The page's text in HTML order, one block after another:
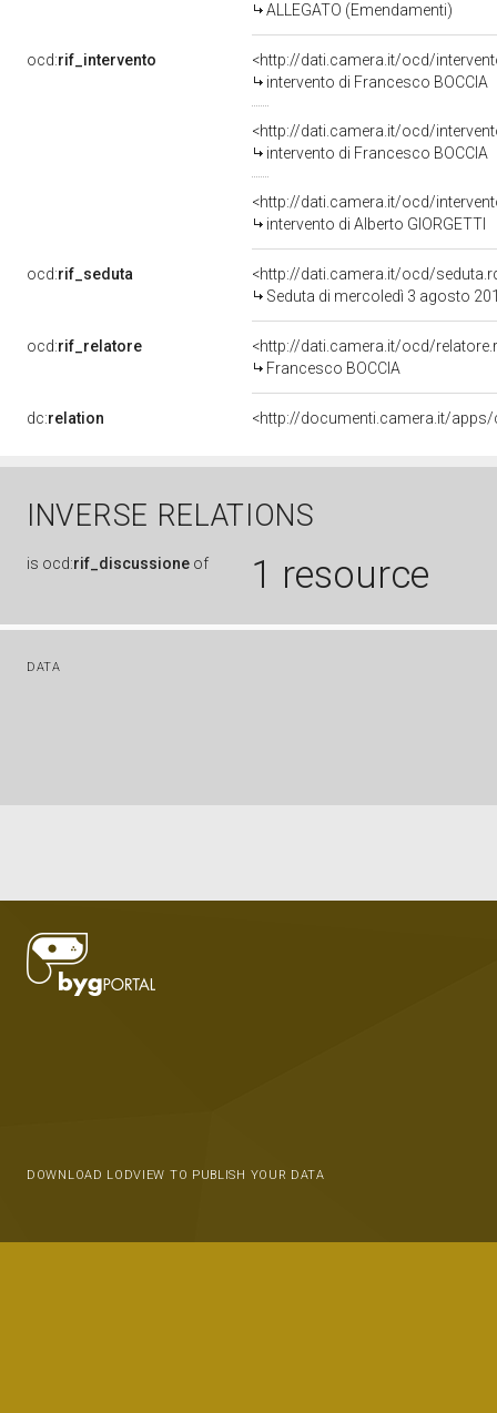
ALLEGATO (Emendamenti)
ocd:rif_intervento
<http://dati.camera.it/ocd/
intervento di Francesco BOCCIA
<http://dati.camera.it/ocd/
intervento di Francesco BOCCIA
<http://dati.camera.it/ocd/
intervento di Alberto GIORGETTI
ocd:rif_seduta
<http://dati.camera.it/ocd/
Seduta di mercoledì 3 agosto
ocd:rif_relatore
<http://dati.camera.it/ocd/
Francesco BOCCIA
dc:relation
INVERSE RELATIONS
is ocd:rif_discussione of 1 resource
DATA
DOWNLOAD LODVIEW TO PUBLISH YOUR DATA